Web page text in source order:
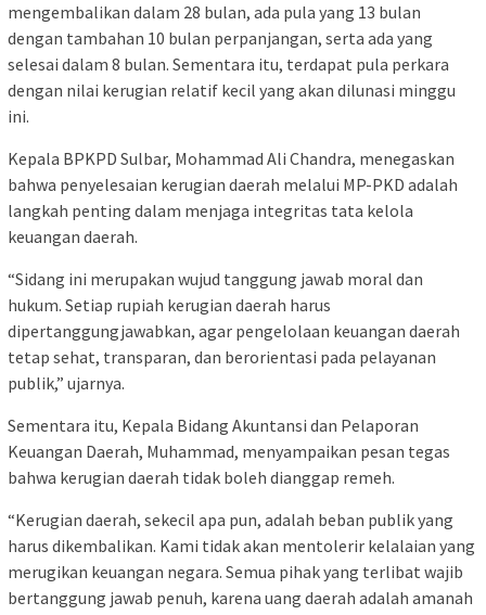
mengembalikan dalam 28 bulan, ada pula yang 13 bulan
dengan tambahan 10 bulan perpanjangan, serta ada yang
selesai dalam 8 bulan. Sementara itu, terdapat pula perkara
dengan nilai kerugian relatif kecil yang akan dilunasi minggu
ini.
Kepala BPKPD Sulbar, Mohammad Ali Chandra, menegaskan
bahwa penyelesaian kerugian daerah melalui MP-PKD adalah
langkah penting dalam menjaga integritas tata kelola
keuangan daerah.
“Sidang ini merupakan wujud tanggung jawab moral dan
hukum. Setiap rupiah kerugian daerah harus
dipertanggungjawabkan, agar pengelolaan keuangan daerah
tetap sehat, transparan, dan berorientasi pada pelayanan
publik,” ujarnya.
Sementara itu, Kepala Bidang Akuntansi dan Pelaporan
Keuangan Daerah, Muhammad, menyampaikan pesan tegas
bahwa kerugian daerah tidak boleh dianggap remeh.
“Kerugian daerah, sekecil apa pun, adalah beban publik yang
harus dikembalikan. Kami tidak akan mentolerir kelalaian yang
merugikan keuangan negara. Semua pihak yang terlibat wajib
bertanggung jawab penuh, karena uang daerah adalah amanah